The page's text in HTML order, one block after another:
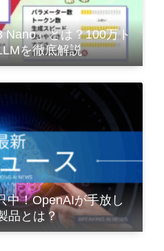
Nano」とは？100万ト
を徹底解説
中！OpenAIが手放し
品とは？